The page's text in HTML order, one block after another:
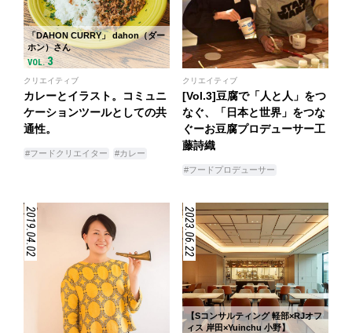
「DAHON CURRY」 dahon（ダー
ホン）さん
VOL.3
クリエイティブ
カレーとイラスト。コミュニ
ケーションツールとしての共
通性。
#フードクリエイター #カレー
クリエイティブ
[Vol.3]豆腐で「人と人」をつ
なぐ、「日本と世界」をつな
ぐーお豆腐プロデューサー工
藤詩織
#フードプロデューサー
2019.04.02 2023.06.22
【Sコンサルティング 軽部×RJオフ
ィス 岸田×Yuinchu 小野】